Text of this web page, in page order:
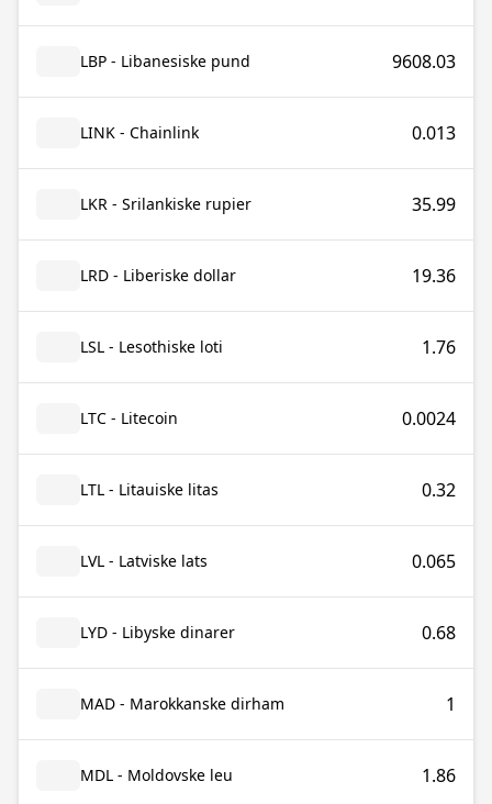
LBP - Libanesiske pund 9608.03
LINK - Chainlink 0.013
LKR - Srilankiske rupier 35.99
LRD - Liberiske dollar 19.36
LSL - Lesothiske loti 1.76
LTC - Litecoin 0.0024
LTL - Litauiske litas 0.32
LVL - Latviske lats 0.065
LYD - Libyske dinarer 0.68
MAD - Marokkanske dirham 1
MDL - Moldovske leu 1.86